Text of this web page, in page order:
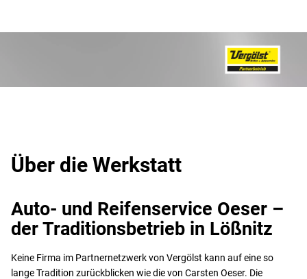
Über die Werkstatt
Auto- und Reifenservice Oeser –
der Traditionsbetrieb in Lößnitz
Keine Firma im Partnernetzwerk von Vergölst kann auf eine so
lange Tradition zurückblicken wie die von Carsten Oeser. Die